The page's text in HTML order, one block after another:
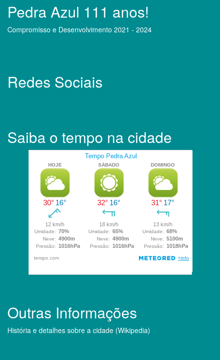
Pedra Azul 111 anos!
Compromisso e Desenvolvimento 2021 - 2024
Redes Sociais
Saiba o tempo na cidade
Outras Informações
História e detalhes sobre a cidade (Wikipedia)